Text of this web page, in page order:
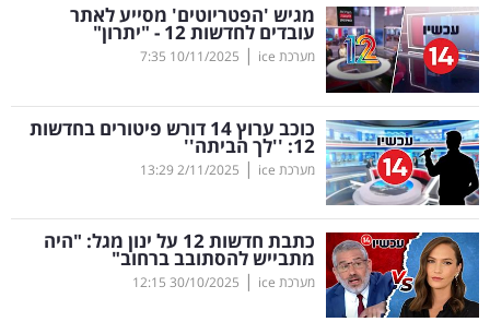
קריפטו
ויראלי
טלוויזיה
עסקי
ספורט
קריירה
ולימודים
מגיש 'הפטריוטים' מסייע לאתר
עובדים לחדשות 12 - "יתרון"
מערכת ice |
10/11/2025
7:35
כוכב ערוץ 14 דורש פיטורים בחדשות
12: ''לך הביתה''
מערכת ice |
2/11/2025
13:29
כתבת חדשות 12 על ינון מגל: "היה
מתבייש להסתובב ברחוב"
מערכת ice |
30/10/2025
12:15